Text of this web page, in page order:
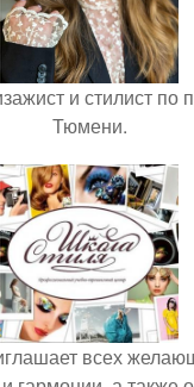
и стилист по
Тюмени.
всех